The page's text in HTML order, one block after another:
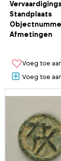
Standplaats
Afmetingen
Voeg toe
Voeg toe